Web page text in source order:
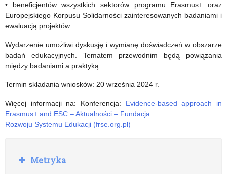
• beneficjentów wszystkich sektorów programu Erasmus+ oraz
Europejskiego Korpusu Solidarności zainteresowanych badaniami i
ewaluacją projektów.
Wydarzenie umożliwi dyskusję i wymianę doświadczeń w obszarze
badań edukacyjnych. Tematem przewodnim będą powiązania
między badaniami a praktyką.
Termin składania wniosków: 20 września 2024 r.
Więcej informacji na: Konferencja: Evidence-based approach in
Erasmus+ and ESC – Aktualności – Fundacja
Rozwoju Systemu Edukacji (frse.org.pl)
R
o
Metryka